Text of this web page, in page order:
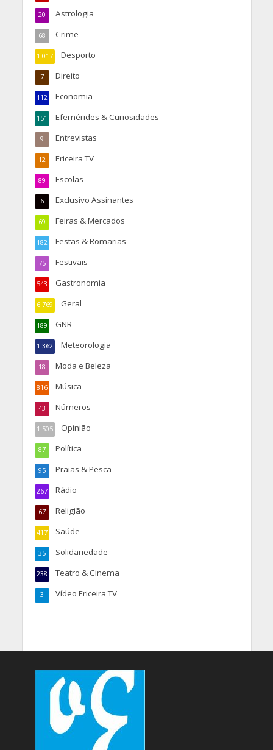
Astrologia
20
Crime
68
Desporto
1.017
Direito
7
Economia
112
Efemérides & Curiosidades
151
Entrevistas
9
Ericeira TV
12
Escolas
89
Exclusivo Assinantes
6
Feiras & Mercados
69
Festas & Romarias
182
Festivais
75
Gastronomia
543
Geral
6.769
GNR
189
Meteorologia
1.362
Moda e Beleza
18
Música
816
Números
43
Opinião
1.505
Política
87
Praias & Pesca
95
Rádio
267
Religião
67
Saúde
417
Solidariedade
35
Teatro & Cinema
238
Vídeo Ericeira TV
3